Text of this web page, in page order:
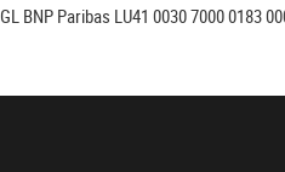
BNP Paribas LU41 0030 7000 0183